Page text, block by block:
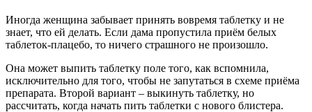
Иногда женщина забывает принять вовремя таблетку и не
знает, что ей делать. Если дама пропустила приём белых
таблеток-плацебо, то ничего страшного не произошло.
Она может выпить таблетку поле того, как вспомнила,
исключительно для того, чтобы не запутаться в схеме приёма
препарата. Второй вариант – выкинуть таблетку, но
рассчитать, когда начать пить таблетки с нового блистера.